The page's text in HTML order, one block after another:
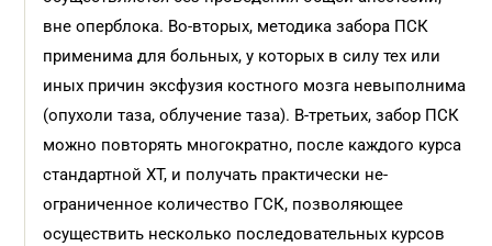
вне оперблока. Во-вторых, методика забора ПСК
применима для больных, у которых в силу тех или
иных причин эксфузия костного мозга невыполнима
(опухоли таза, облучение таза). В-третьих, забор ПСК
можно повторять многократно, после каждого курса
стандартной ХТ, и получать практически не­
ограниченное количество ГСК, позволяющее
осуществить несколько последовательных курсов